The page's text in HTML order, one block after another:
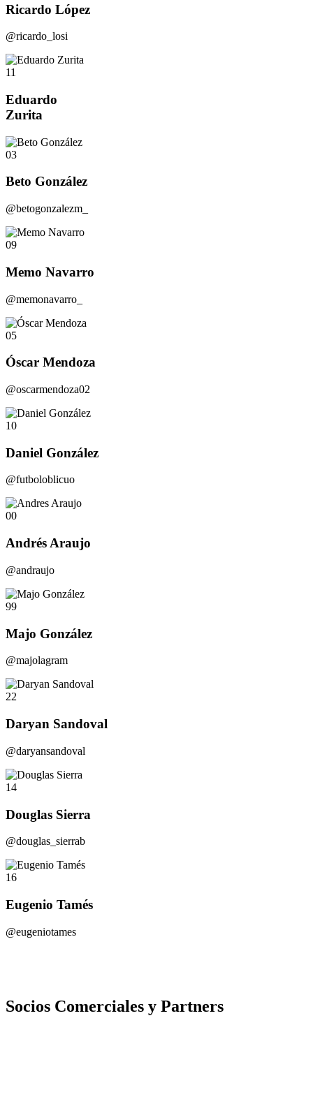
Ricardo López
@ricardo_losi
11
Eduardo
Zurita
03
Beto González
@betogonzalezm_
09
Memo Navarro
@memonavarro_
05
Óscar Mendoza
@oscarmendoza02
10
Daniel González
@futboloblicuo
00
Andrés Araujo
@andraujo
99
Majo González
@majolagram
22
Daryan Sandoval
@daryansandoval
14
Douglas Sierra
@douglas_sierrab
16
Eugenio Tamés
@eugeniotames
Socios Comerciales y Partners